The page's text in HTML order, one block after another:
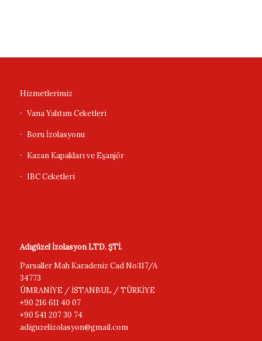
Hizmetlerimiz
Vana Yalıtım Ceketleri
Boru İzolasyonu
Kazan Kapakları ve Eşanjör
IBC Ceketleri
Adıgüzel İzolasyon LTD. ŞTİ.
Parsaller Mah Karadeniz Cad No:117/A
34773
ÜMRANİYE / İSTANBUL / TÜRKİYE
+90 216 611 40 07
+90 541 207 30 74
adiguzelizolasyon@gmail.com